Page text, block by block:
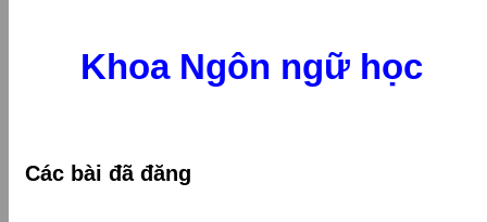
Khoa Ngôn ngữ học
Các bài đã đăng